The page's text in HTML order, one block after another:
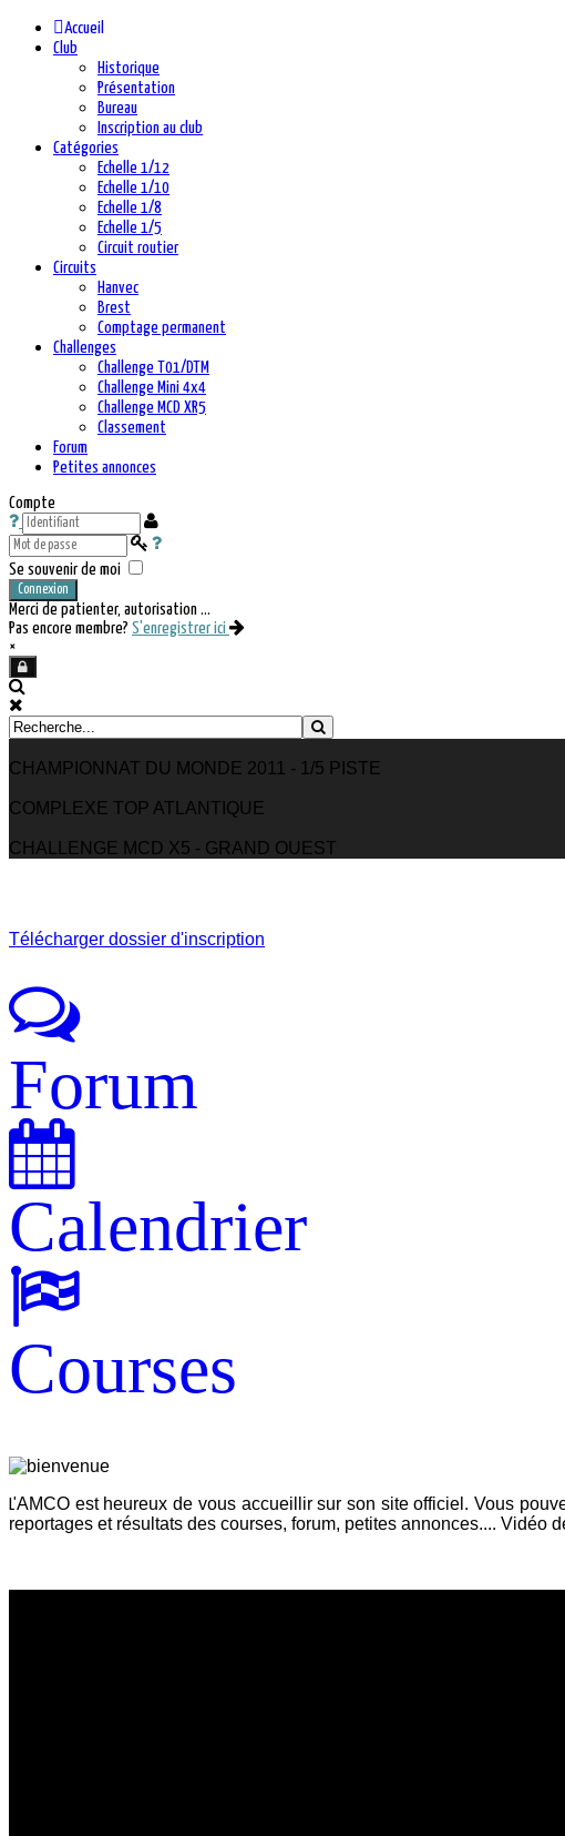
Accueil
Club
Historique
Présentation
Bureau
Inscription au club
Catégories
Echelle 1/12
Echelle 1/10
Echelle 1/8
Echelle 1/5
Circuit routier
Circuits
Hanvec
Brest
Comptage permanent
Challenges
Challenge T01/DTM
Challenge Mini 4x4
Challenge MCD XR5
Classement
Forum
Petites annonces
Compte
Se souvenir de moi
Connexion
Merci de patienter, autorisation ...
Pas encore membre? S'enregistrer ici
×
CHAMPIONNAT DU MONDE 2011 - 1/5 PISTE
COMPLEXE TOP ATLANTIQUE
CHALLENGE MCD X5 - GRAND OUEST
Télécharger dossier d'inscription
Forum
Calendrier
Courses
L'AMCO est heureux de vous accueillir sur son site officiel. Vous
reportages et résultats des courses, forum, petites annonces....